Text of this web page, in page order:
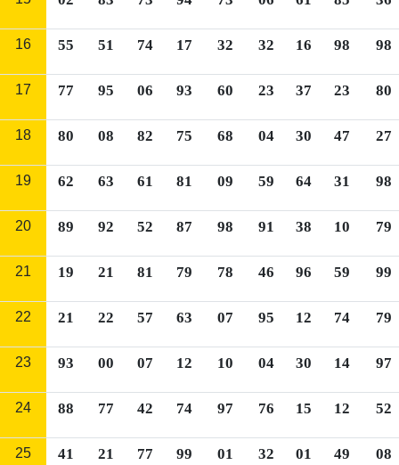
16 55 51 74 17 32 32 16 98 98
17 77 95 06 93 60 23 37 23 80
18 80 08 82 75 68 04 30 47 27
19 62 63 61 81 09 59 64 31 98
20 89 92 52 87 98 91 38 10 79
21 19 21 81 79 78 46 96 59 99
22 21 22 57 63 07 95 12 74 79
23 93 00 07 12 10 04 30 14 97
24 88 77 42 74 97 76 15 12 52
25 41 21 77 99 01 32 01 49 08